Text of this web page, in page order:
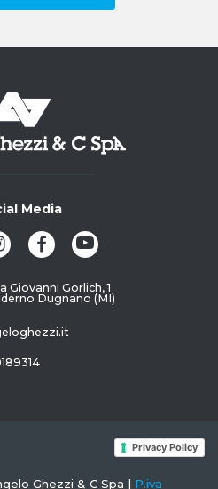
Media
Giovanni Gorlich, 1
Dugnano (MI)
Privacy Policy
Ghezzi & C Spa | P.iva